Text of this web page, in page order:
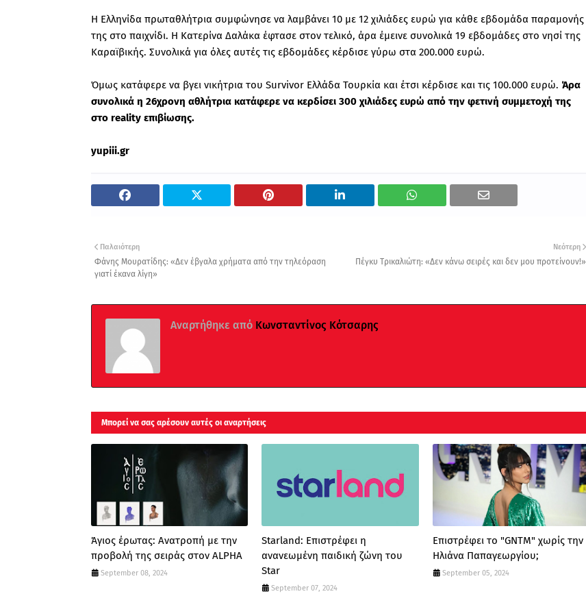
Η Ελληνίδα πρωταθλήτρια συμφώνησε να λαμβάνει 10 με 12 χιλιάδες ευρώ για κάθε εβδομάδα παραμονής
της στο παιχνίδι. Η Κατερίνα Δαλάκα έφτασε στον τελικό, άρα έμεινε συνολικά 19 εβδομάδες στο νησί της
Καραϊβικής. Συνολικά για όλες αυτές τις εβδομάδες κέρδισε γύρω στα 200.000 ευρώ.
Όμως κατάφερε να βγει νικήτρια του Survivor Ελλάδα Τουρκία και έτσι κέρδισε και τις 100.000 ευρώ. Άρα
συνολικά η 26χρονη αθλήτρια κατάφερε να κερδίσει 300 χιλιάδες ευρώ από την φετινή συμμετοχή της
στο reality επιβίωσης.
yupiii.gr
Νεότερη
Πέγκυ Τρικαλιώτη: «Δεν κάνω σειρές και δεν μου προτείνουν!»
Παλαιότερη
Φάνης Μουρατίδης: «Δεν έβγαλα χρήματα από την τηλεόραση
γιατί έκανα λίγη»
Αναρτήθηκε από Κωνσταντίνος Κότσαρης
Μπορεί να σας αρέσουν αυτές οι αναρτήσεις
Άγιος έρωτας: Ανατροπή με την
προβολή της σειράς στον ALPHA
September 08, 2024
Starland: Επιστρέφει η
ανανεωμένη παιδική ζώνη του
Star
September 07, 2024
Επιστρέφει το "GNTM" χωρίς την
Ηλιάνα Παπαγεωργίου;
September 05, 2024